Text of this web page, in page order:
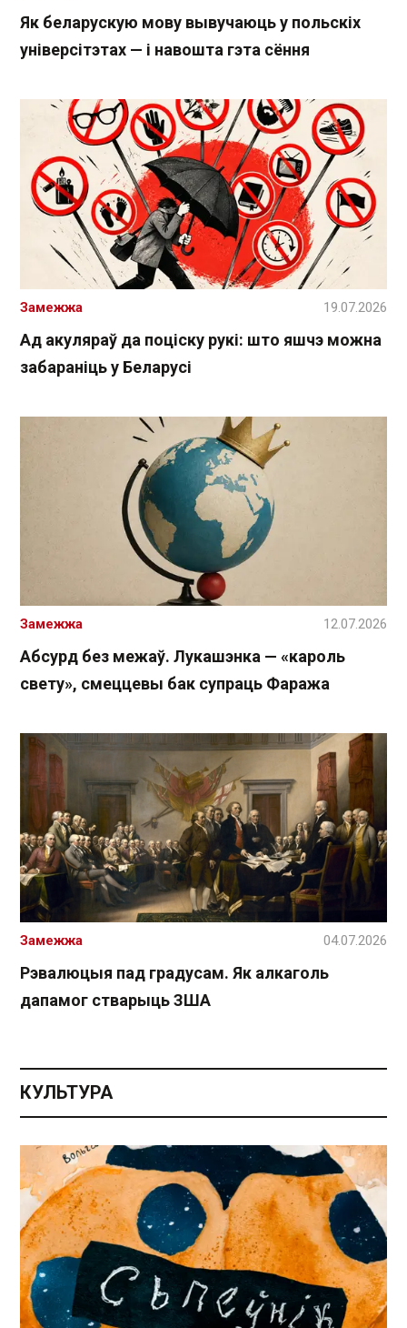
Як беларускую мову вывучаюць у польскіх
універсітэтах — і навошта гэта сёння
Ад акуляраў да поціску рукі: што яшчэ можна
забараніць у Беларусі
Замежжа 19.07.2026
Абсурд без межаў. Лукашэнка — «кароль
свету», смеццевы бак супраць Фаража
Замежжа 12.07.2026
Рэвалюцыя пад градусам. Як алкаголь
дапамог стварыць ЗША
Замежжа 04.07.2026
КУЛЬТУРА